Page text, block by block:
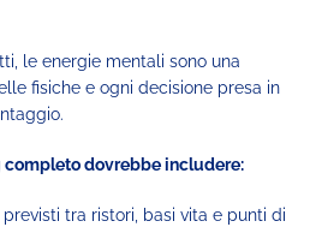
le energie mentali sono una
fisiche e ogni decisione presa in
dovrebbe includere:
previsti tra ristori, basi vita e punti di